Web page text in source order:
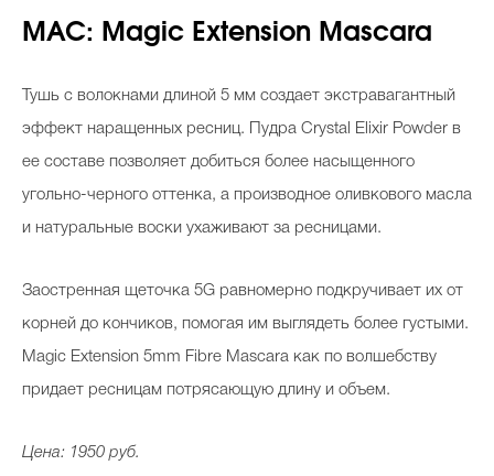
Beauty- битвы
Викторины
MAC: Magic Extension Mascara
Тушь с волокнами длиной 5 мм создает экстравагантный
эффект наращенных ресниц. Пудра Crystal Elixir Powder в
ее составе позволяет добиться более насыщенного
угольно-черного оттенка, а производное оливкового масла
и натуральные воски ухаживают за ресницами.
Заостренная щеточка 5G равномерно подкручивает их от
корней до кончиков, помогая им выглядеть более густыми.
Magic Extension 5mm Fibre Mascara как по волшебству
придает ресницам потрясающую длину и объем.
Цена: 1950 руб.